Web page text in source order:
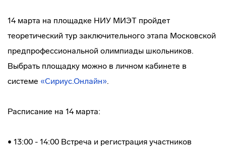
14 марта на площадке НИУ МИЭТ пройдет
теоретический тур заключительного этапа Московской
предпрофессиональной олимпиады школьников.
Выбрать площадку можно в личном кабинете в
системе «Сириус.Онлайн».
Расписание на 14 марта:
• 13:00 - 14:00 Встреча и регистрация участников